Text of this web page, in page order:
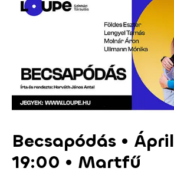
Becsapódás •
19:00 • Martfű